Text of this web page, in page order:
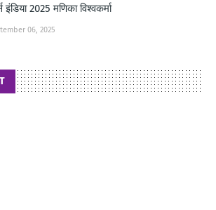
इंडिया 2025 मणिका विश्वकर्मा
06, 2025